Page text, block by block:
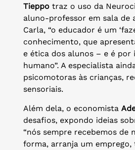
Tieppo traz o uso da
aluno-professor em sala de
Carla, “o educador é um
conhecimento, que
e ética dos alunos – e é
humano”. A especialista
psicomotoras às crianças,
sensoriais.
Além dela, o economista
desafios, expondo ideias
“nós sempre recebemos de
forma, arranja um emprego,